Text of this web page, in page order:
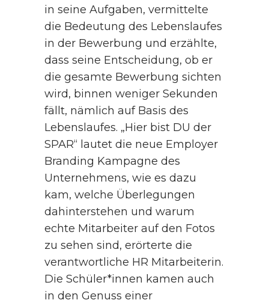
in seine Aufgaben, vermittelte
die Bedeutung des Lebenslaufes
in der Bewerbung und erzählte,
dass seine Entscheidung, ob er
die gesamte Bewerbung sichten
wird, binnen weniger Sekunden
fällt, nämlich auf Basis des
Lebenslaufes. „Hier bist DU der
SPAR“ lautet die neue Employer
Branding Kampagne des
Unternehmens, wie es dazu
kam, welche Überlegungen
dahinterstehen und warum
echte Mitarbeiter auf den Fotos
zu sehen sind, erörterte die
verantwortliche HR Mitarbeiterin.
Die Schüler*innen kamen auch
in den Genuss einer